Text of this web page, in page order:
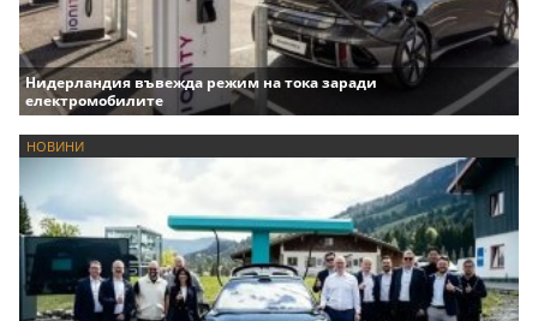
Нидерландия въвежда режим на тока заради
електромобилите
НОВИНИ